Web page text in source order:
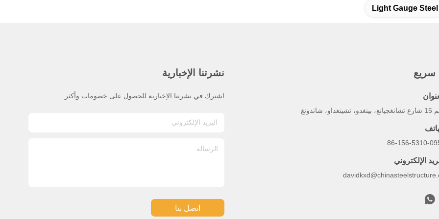
Light Gauge
سريع
شاندونغ
86-156-5310-
الإلكتروني
نشرتنا الإخبارية
اشترك في نشرتنا الإخبارية للحصول على خصومات وأكثر.
اتصل بنا